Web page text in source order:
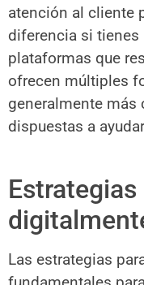
atención al cliente
diferencia si tienes
plataformas que
ofrecen múltiples
generalmente más
dispuestas a
Las estrategias